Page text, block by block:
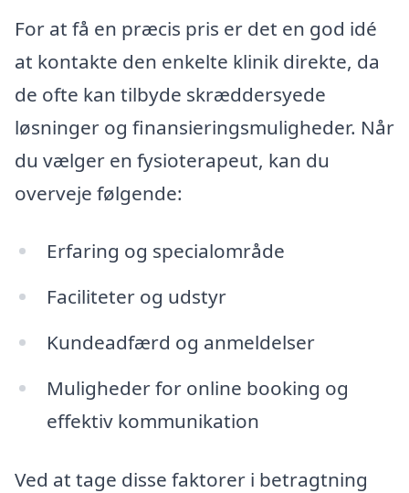
For at få en præcis pris er det en god idé
at kontakte den enkelte klinik direkte, da
de ofte kan tilbyde skræddersyede
løsninger og finansieringsmuligheder. Når
du vælger en fysioterapeut, kan du
overveje følgende:
Erfaring og specialområde
Faciliteter og udstyr
Kundeadfærd og anmeldelser
Muligheder for online booking og
effektiv kommunikation
Ved at tage disse faktorer i betragtning